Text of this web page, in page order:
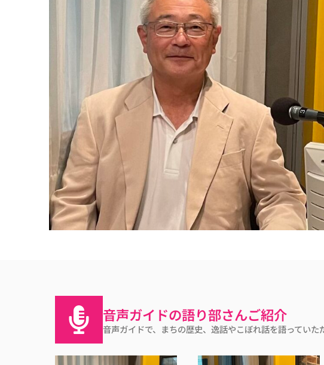
音声ガイドの語り部さんご紹介
音声ガイドで、まちの歴史、逸話やこぼれ話を語ってい